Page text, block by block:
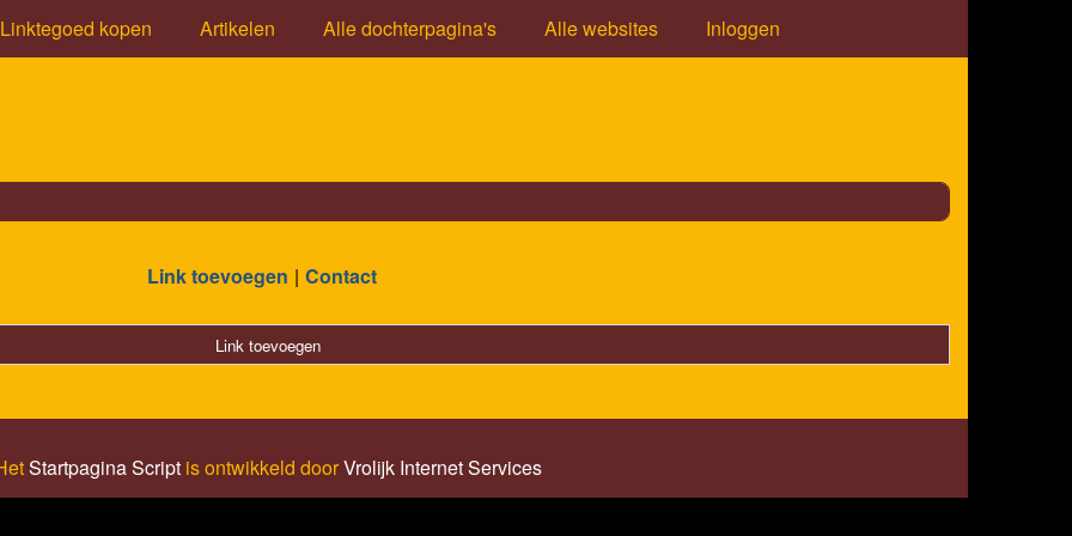
Linktegoed kopen Artikelen Alle dochterpagina's Alle websites Inloggen
Link toevoegen Contact
Link toevoegen
Startpagina Script is ontwikkeld doorVrolijk Internet Services